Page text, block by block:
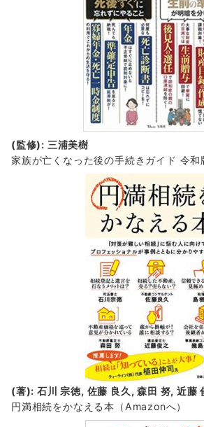
(監修): 三浦美樹
家族が亡くなった後の手続きガイド 令和
(著): 石川 宗徳, 佐藤 良久, 森田 努, 近藤
円満相続をかなえる本（Amazonへ）